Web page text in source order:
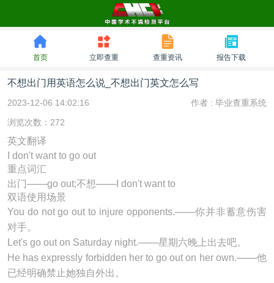
首页 立即查重 查重资讯 报告下载
不想出门用英语怎么说_不想出门英文怎么写
2023-12-06 14:02:16 作者 : 毕业查重系统
浏览次数：272
英文翻译
I don't want to go out
重点词汇
出门───go out;不想───I don't want to
双语使用场景
You do notgo out to injure opponents.───你并非蓄意伤害
对手。
Let's go out on Saturday night.───星期六晚上出去吧。
He has expressly forbidden her togo out on her own.───他
已经明确禁止她独自外出。